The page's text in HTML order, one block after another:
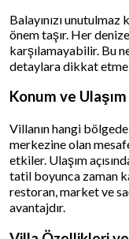
Balayınızı
önem taşır. Her
karşılamayabilir. Bu
detaylara dikkat
Konum ve Ulaşım
Villanın hangi bölgede
merkezine olan
etkiler. Ulaşım
tatil boyunca zaman
restoran, market ve
avantajdır.